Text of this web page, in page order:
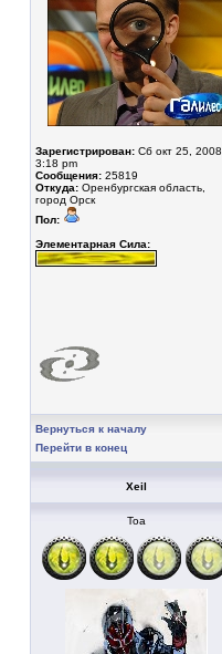
Зарегистрирован: Сб окт 25, 2008
3:18 pm
Сообщения: 25819
Откуда: Оренбургская область,
город Орск
Пол:
Элементарная Сила:
Вернуться к началу
Перейти в конец
Xeil
Тоа